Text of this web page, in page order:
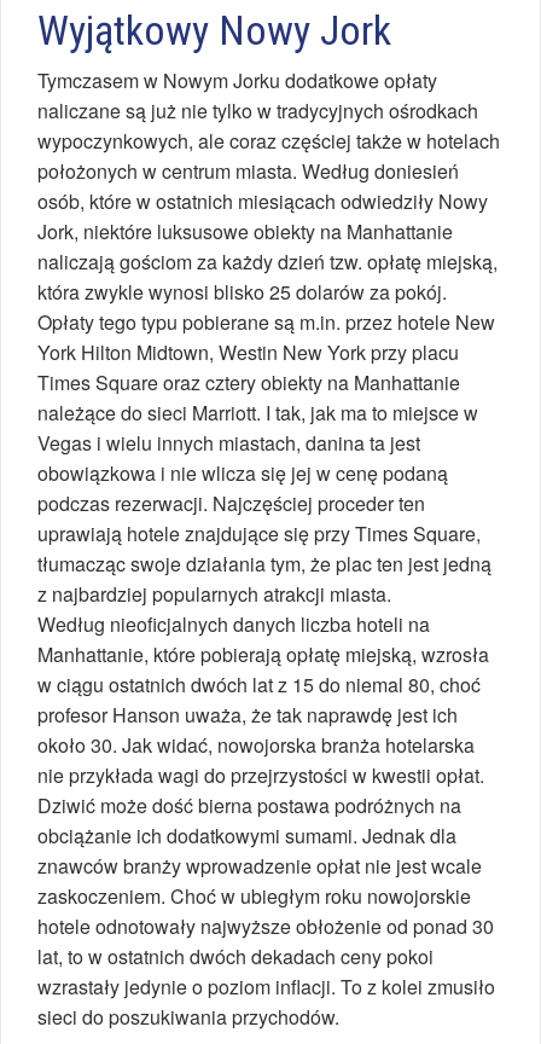
Wyjątkowy Nowy Jork
Tymczasem w Nowym Jorku dodatkowe opłaty
naliczane są już nie tylko w tradycyjnych ośrodkach
wypoczynkowych, ale coraz częściej także w hotelach
położonych w centrum miasta. Według doniesień
osób, które w ostatnich miesiącach odwiedziły Nowy
Jork, niektóre luksusowe obiekty na Manhattanie
naliczają gościom za każdy dzień tzw. opłatę miejską,
która zwykle wynosi blisko 25 dolarów za pokój.
Opłaty tego typu pobierane są m.in. przez hotele New
York Hilton Midtown, Westin New York przy placu
Times Square oraz cztery obiekty na Manhattanie
należące do sieci Marriott. I tak, jak ma to miejsce w
Vegas i wielu innych miastach, danina ta jest
obowiązkowa i nie wlicza się jej w cenę podaną
podczas rezerwacji. Najczęściej proceder ten
uprawiają hotele znajdujące się przy Times Square,
tłumacząc swoje działania tym, że plac ten jest jedną
z najbardziej popularnych atrakcji miasta.
Według nieoficjalnych danych liczba hoteli na
Manhattanie, które pobierają opłatę miejską, wzrosła
w ciągu ostatnich dwóch lat z 15 do niemal 80, choć
profesor Hanson uważa, że tak naprawdę jest ich
około 30. Jak widać, nowojorska branża hotelarska
nie przykłada wagi do przejrzystości w kwestii opłat.
Dziwić może dość bierna postawa podróżnych na
obciążanie ich dodatkowymi sumami. Jednak dla
znawców branży wprowadzenie opłat nie jest wcale
zaskoczeniem. Choć w ubiegłym roku nowojorskie
hotele odnotowały najwyższe obłożenie od ponad 30
lat, to w ostatnich dwóch dekadach ceny pokoi
wzrastały jedynie o poziom inflacji. To z kolei zmusiło
sieci do poszukiwania przychodów.